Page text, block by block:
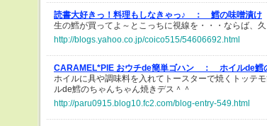
読書大好きっ！料理もしなきゃっ♪ ：
鱈の味噌漬け
生の鱈が買ってよ～とこっちに視線を・・・ならば、久
http://blogs.yahoo.co.jp/coico515/54606692.html
CARAMEL*PIE おウチde簡単ゴハン ：
ホイルde鱈
ホイルに具や調味料を入れてトースターで焼くトッテ
ルde鱈のちゃんちゃん焼きデス＾＾
http://paru0915.blog10.fc2.com/blog-entry-549.html